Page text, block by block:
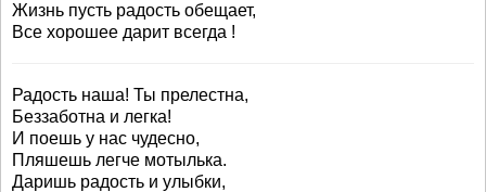
Жизнь пусть радость обещает,
Все хорошее дарит всегда !
Радость наша! Ты прелестна,
Беззаботна и легка!
И поешь у нас чудесно,
Пляшешь легче мотылька.
Даришь радость и улыбки,